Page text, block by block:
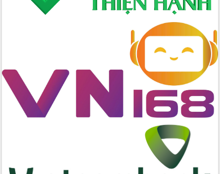
Quyết liệt tháo gỡ vướng mắc, đẩy
nhanh tiến độ các dự án trọng điểm
Đắk Lắk thời kỳ 2021-2030, tầm nhìn
đến năm 2050
Phát động chiến dịch 30 ngày đêm
giải phóng mặt bằng Tuyến đường bộ
ven biển